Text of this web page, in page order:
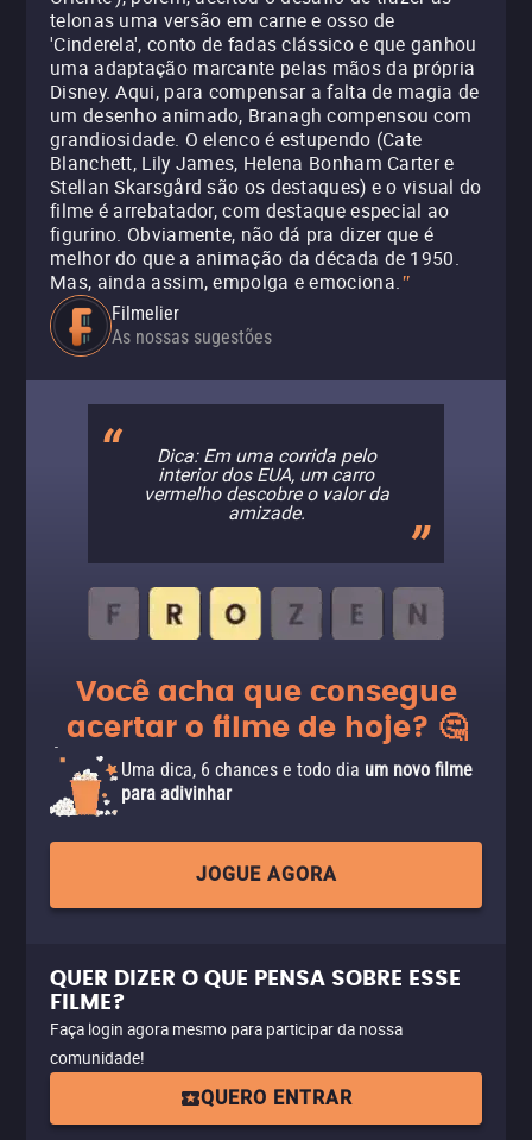
telonas uma versão em carne e osso de
'Cinderela', conto de fadas clássico e que ganhou
uma adaptação marcante pelas mãos da própria
Disney. Aqui, para compensar a falta de magia de
um desenho animado, Branagh compensou com
grandiosidade. O elenco é estupendo (Cate
Blanchett, Lily James, Helena Bonham Carter e
Stellan Skarsgård são os destaques) e o visual do
filme é arrebatador, com destaque especial ao
figurino. Obviamente, não dá pra dizer que é
melhor do que a animação da década de 1950.
Mas, ainda assim, empolga e emociona."
Filmelier
As nossas sugestões
Dica: Em uma corrida pelo
interior dos EUA, um carro
vermelho descobre o valor da
amizade.
Você acha que consegue
acertar o filme de hoje? 🤔
Uma dica, 6 chances e todo dia um novo filme
para adivinhar
JOGUE AGORA
QUER DIZER O QUE PENSA SOBRE ESSE
FILME?
Faça login agora mesmo para participar da nossa
comunidade!
QUERO ENTRAR